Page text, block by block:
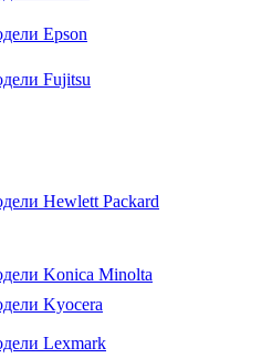
Epson
Fujitsu
Hewlett Packard
Konica Minolta
Kyocera
Lexmark